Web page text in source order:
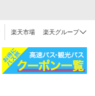
楽天市場 楽天グループ